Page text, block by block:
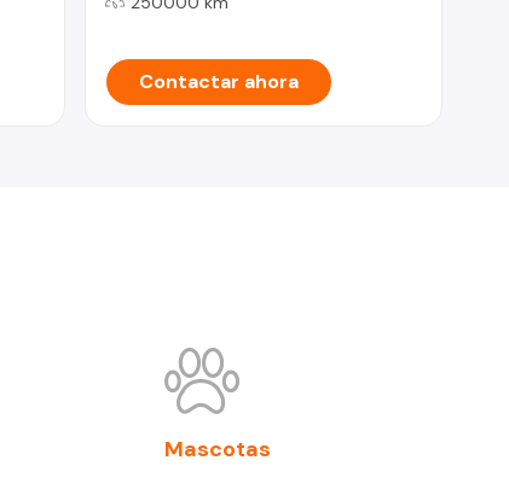
Contactar ahora
Mascotas